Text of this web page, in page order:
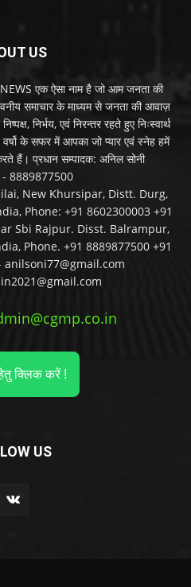
US
एक ऐसा नाम है जो आम जनता की
समाचार के माध्यम से जनता की आवाज़
निर्भय, एवं निरन्तर रहते हुए निःस्वार्थ
के सफर में आपका जो प्यार एवं स्नेह हमें
हैं। प्रधान सम्पादक: अनिल सोनी
8889877500
New Khursipar, Distt. Durg,
Phone: +91 8602300003 +91
Sbi Rajpur. Disst. Balrampur,
Phone. +91 8889877500 +91
anilsoni77@gmail.com
हेतु क्लिक करें !
US